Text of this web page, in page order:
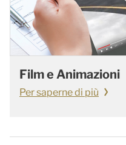
Film e Animazioni
Per saperne di più